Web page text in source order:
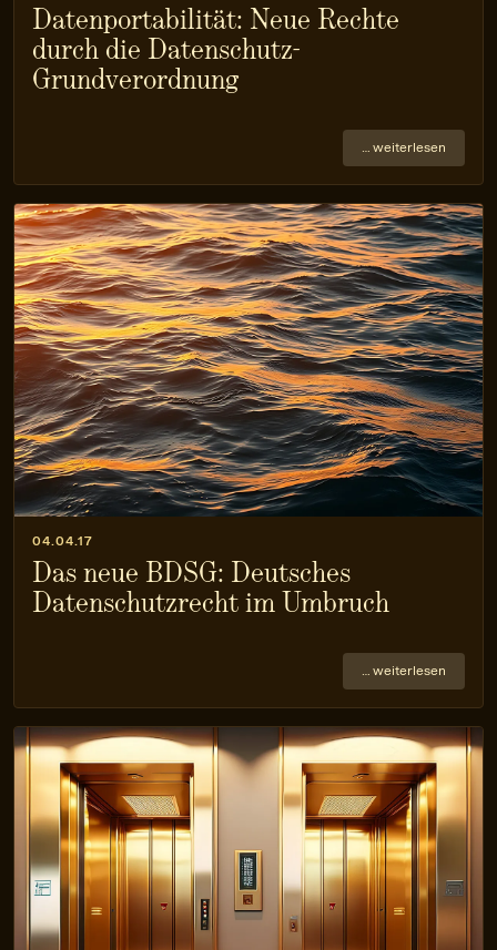
Datenportabilität: Neue Rechte
durch die Datenschutz-
Grundverordnung
… weiterlesen
04.04.17
Das neue BDSG: Deutsches
Datenschutzrecht im Umbruch
… weiterlesen